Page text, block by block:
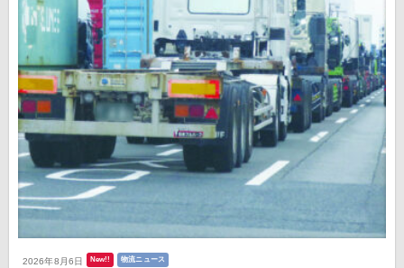
2026年8月6日 New!! 物流ニュース